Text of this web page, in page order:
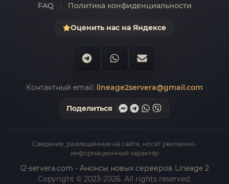
FAQ Политика конфиденциальности
Оценить нас на Яндексе
Контактный email: lineage2servera@gmail.com
Поделиться
Сведения, размещённые на сайте, носят рекламно-
информационный характер
l2-servera.com - Анонсы новых серверов Lineage 2
Copyright © 2023-2026. All rights reserved.